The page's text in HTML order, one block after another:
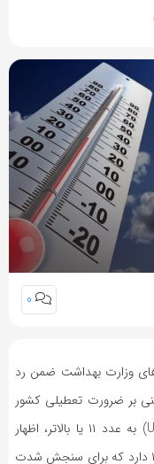
0
وزارت بهداشت ضمن رد
بر ضرورت تعطیلی کشور
در صورت بالا رفتن شاخص پرتو فرابنفش (UV) به عدد ۱۱ یا بالاتر، اظهار
داشت : شاخص UV مقیاسی بین ۰ تا بیش از ۱۱ دارد که برای سنجش شدت